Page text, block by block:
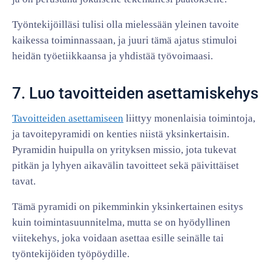
Työntekijöilläsi tulisi olla mielessään yleinen tavoite
kaikessa toiminnassaan, ja juuri tämä ajatus stimuloi
heidän työetiikkaansa ja yhdistää työvoimaasi.
7. Luo tavoitteiden asettamiskehys
Tavoitteiden asettamiseen liittyy monenlaisia toimintoja,
ja tavoitepyramidi on kenties niistä yksinkertaisin.
Pyramidin huipulla on yrityksen missio, jota tukevat
pitkän ja lyhyen aikavälin tavoitteet sekä päivittäiset
tavat.
Tämä pyramidi on pikemminkin yksinkertainen esitys
kuin toimintasuunnitelma, mutta se on hyödyllinen
viitekehys, joka voidaan asettaa esille seinälle tai
työntekijöiden työpöydille.